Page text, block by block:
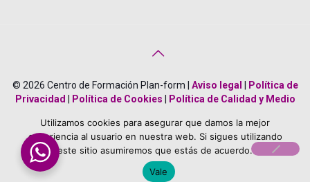
© 2026 Centro de Formación Plan-form | Aviso legal
Política de
Privacidad
Política de Cookies
Política de Calidad y Medio
About Us Career Terms Team Members
Utilizamos cookies para asegurar que damos la mejor
experiencia al usuario en nuestra web. Si sigues utilizando
este sitio asumiremos que estás de acuerdo.
Vale